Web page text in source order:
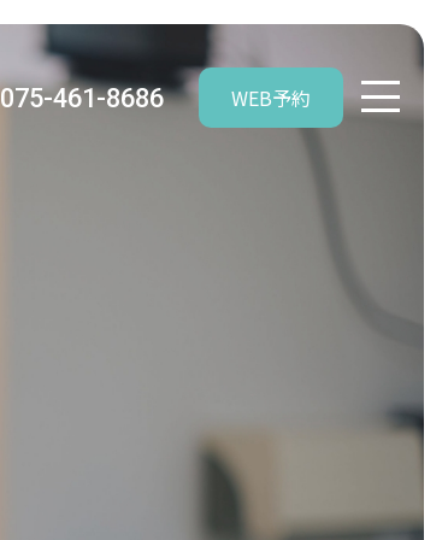
075-461-8686 WEB予約